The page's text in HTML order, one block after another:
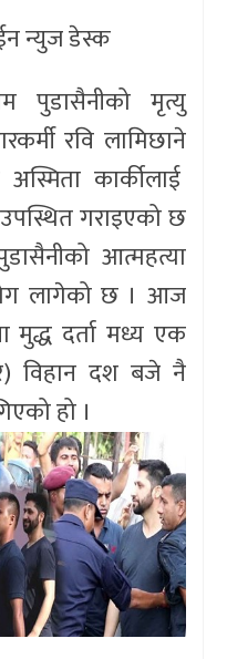
न्युज डेस्क
पुडासैनीको मृत्यु
रवि लामिछाने
कार्कीलाई
गराइएको छ
आत्महत्या
लागेको छ । आज
मुद्ध दर्ता मध्य एक
विहान दश बजे नै
हो ।